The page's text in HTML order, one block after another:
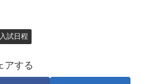
試日程
アする